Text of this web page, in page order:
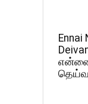
Ennai
என்னை